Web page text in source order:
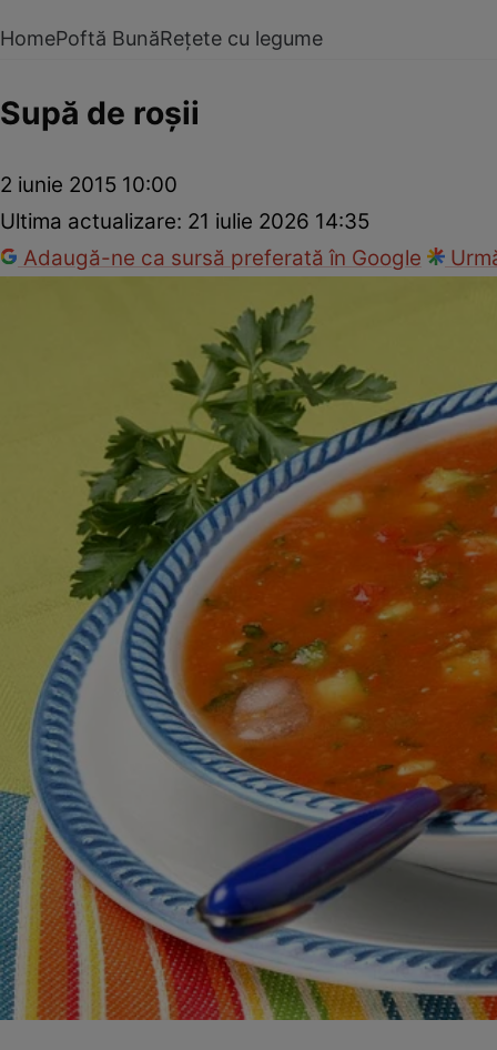
HomePoftă BunăRețete cu legume
Supă de roşii
2 iunie 2015 10:00
Ultima actualizare: 21 iulie 2026 14:35
Adaugă-ne ca sursă preferată în Google